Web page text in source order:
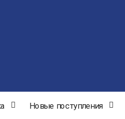
Новые поступления